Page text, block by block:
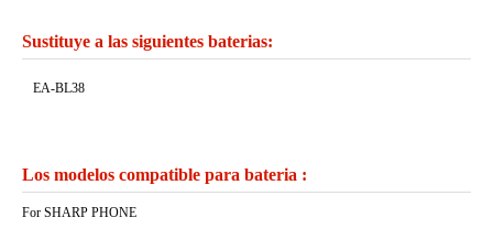
Sustituye a las siguientes baterias:
EA-BL38
Los modelos compatible para bateria :
For SHARP PHONE